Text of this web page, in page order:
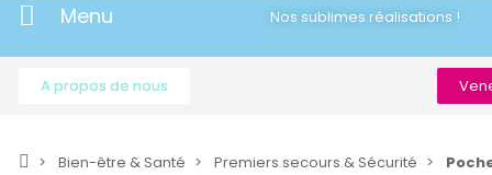
Menu Nos sublimes réalisations !
A propos de nous
Bien-être & Santé Premiers secours & Sécurité